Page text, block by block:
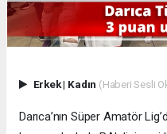
Erkek| Kadın (Haberi Sesli
Darıca’nın Süper Amatör